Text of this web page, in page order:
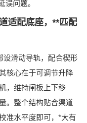
误问题。
适配底座，**匹配
设滑动导轨，配合楔形
核心在于可调节升降
，维持闸板上下移
。整个结构贴合渠道
准水平度即可，*大有